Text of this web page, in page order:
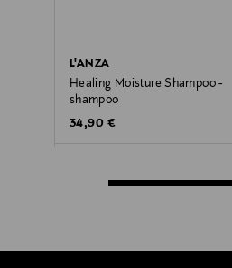
L'ANZA
Healing Moisture Shampoo -
shampoo
Original Price
34,90 €